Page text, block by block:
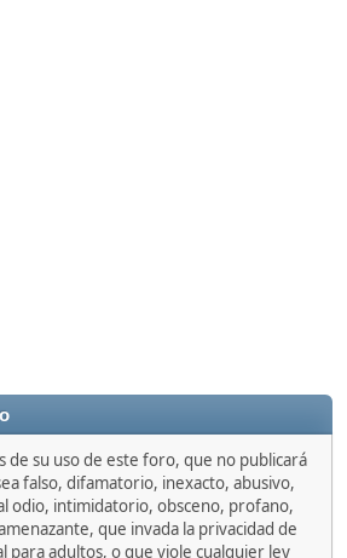
de su uso de este foro, que no publicará
falso, difamatorio, inexacto, abusivo,
odio, intimidatorio, obsceno, profano,
que invada la privacidad de
para adultos, o que viole cualquier ley